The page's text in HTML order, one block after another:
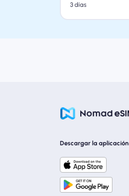
3 días
Descargar la aplicación